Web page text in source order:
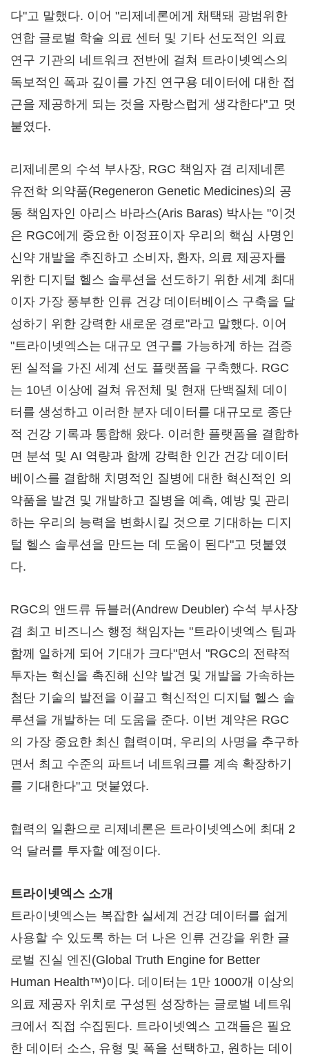
다"고 말했다. 이어 "리제네론에게 채택돼 광범위한
연합 글로벌 학술 의료 센터 및 기타 선도적인 의료
연구 기관의 네트워크 전반에 걸쳐 트라이넷엑스의
독보적인 폭과 깊이를 가진 연구용 데이터에 대한 접
근을 제공하게 되는 것을 자랑스럽게 생각한다"고 덧
붙였다.
리제네론의 수석 부사장, RGC 책임자 겸 리제네론
유전학 의약품(Regeneron Genetic Medicines)의 공
동 책임자인 아리스 바라스(Aris Baras) 박사는 "이것
은 RGC에게 중요한 이정표이자 우리의 핵심 사명인
신약 개발을 추진하고 소비자, 환자, 의료 제공자를
위한 디지털 헬스 솔루션을 선도하기 위한 세계 최대
이자 가장 풍부한 인류 건강 데이터베이스 구축을 달
성하기 위한 강력한 새로운 경로"라고 말했다. 이어
"트라이넷엑스는 대규모 연구를 가능하게 하는 검증
된 실적을 가진 세계 선도 플랫폼을 구축했다. RGC
는 10년 이상에 걸쳐 유전체 및 현재 단백질체 데이
터를 생성하고 이러한 분자 데이터를 대규모로 종단
적 건강 기록과 통합해 왔다. 이러한 플랫폼을 결합하
면 분석 및 AI 역량과 함께 강력한 인간 건강 데이터
베이스를 결합해 치명적인 질병에 대한 혁신적인 의
약품을 발견 및 개발하고 질병을 예측, 예방 및 관리
하는 우리의 능력을 변화시킬 것으로 기대하는 디지
털 헬스 솔루션을 만드는 데 도움이 된다"고 덧붙였
다.
RGC의 앤드류 듀블러(Andrew Deubler) 수석 부사장
겸 최고 비즈니스 행정 책임자는 "트라이넷엑스 팀과
함께 일하게 되어 기대가 크다"면서 "RGC의 전략적
투자는 혁신을 촉진해 신약 발견 및 개발을 가속하는
첨단 기술의 발전을 이끌고 혁신적인 디지털 헬스 솔
루션을 개발하는 데 도움을 준다. 이번 계약은 RGC
의 가장 중요한 최신 협력이며, 우리의 사명을 추구하
면서 최고 수준의 파트너 네트워크를 계속 확장하기
를 기대한다"고 덧붙였다.
협력의 일환으로 리제네론은 트라이넷엑스에 최대 2
억 달러를 투자할 예정이다.
트라이넷엑스 소개
트라이넷엑스는 복잡한 실세계 건강 데이터를 쉽게
사용할 수 있도록 하는 더 나은 인류 건강을 위한 글
로벌 진실 엔진(Global Truth Engine for Better
Human Health™)이다. 데이터는 1만 1000개 이상의
의료 제공자 위치로 구성된 성장하는 글로벌 네트워
크에서 직접 수집된다. 트라이넷엑스 고객들은 필요
한 데이터 소스, 유형 및 폭을 선택하고, 원하는 데이